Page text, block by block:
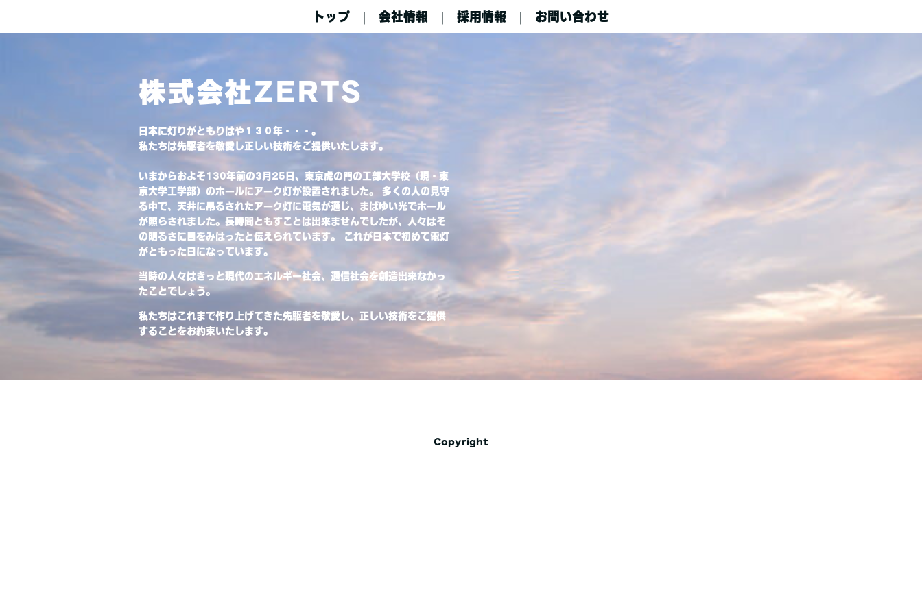
トップ 会社情報 採用情報 お問い合わせ
株式会社ZERTS
日本に灯りがともりはや１３０年・・・。
私たちは先駆者を敬愛し正しい技術をご提供いたします。
いまからおよそ130年前の3月25日、東京虎の門の工部大学校（現・東
京大学工学部）のホールにアーク灯が設置されました。 多くの人の見守
る中で、天井に吊るされたアーク灯に電気が通じ、まばゆい光でホール
が照らされました。長時間ともすことは出来ませんでしたが、人々はそ
の明るさに目をみはったと伝えられています。 これが日本で初めて電灯
がともった日になっています。
当時の人々はきっと現代のエネルギー社会、通信社会を創造出来なかっ
たことでしょう。
私たちはこれまで作り上げてきた先駆者を敬愛し、正しい技術をご提供
することをお約束いたします。
Copyright